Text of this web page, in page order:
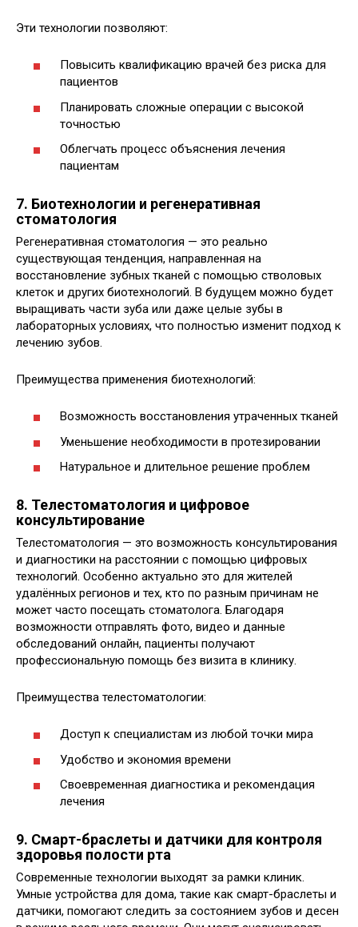
Эти технологии позволяют:
Повысить квалификацию врачей без риска для
пациентов
Планировать сложные операции с высокой
точностью
Облегчать процесс объяснения лечения
пациентам
7. Биотехнологии и регенеративная
стоматология
Регенеративная стоматология — это реально
существующая тенденция, направленная на
восстановление зубных тканей с помощью стволовых
клеток и других биотехнологий. В будущем можно будет
выращивать части зуба или даже целые зубы в
лабораторных условиях, что полностью изменит подход к
лечению зубов.
Преимущества применения биотехнологий:
Возможность восстановления утраченных тканей
Уменьшение необходимости в протезировании
Натуральное и длительное решение проблем
8. Телестоматология и цифровое
консультирование
Телестоматология — это возможность консультирования
и диагностики на расстоянии с помощью цифровых
технологий. Особенно актуально это для жителей
удалённых регионов и тех, кто по разным причинам не
может часто посещать стоматолога. Благодаря
возможности отправлять фото, видео и данные
обследований онлайн, пациенты получают
профессиональную помощь без визита в клинику.
Преимущества телестоматологии:
Доступ к специалистам из любой точки мира
Удобство и экономия времени
Своевременная диагностика и рекомендация
лечения
9. Смарт-браслеты и датчики для контроля
здоровья полости рта
Современные технологии выходят за рамки клиник.
Умные устройства для дома, такие как смарт-браслеты и
датчики, помогают следить за состоянием зубов и десен